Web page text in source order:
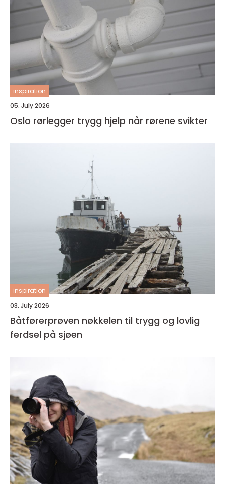
inspiration
05. July 2026
Oslo rørlegger trygg hjelp når rørene svikter
inspiration
03. July 2026
Båtførerprøven nøkkelen til trygg og lovlig
ferdsel på sjøen